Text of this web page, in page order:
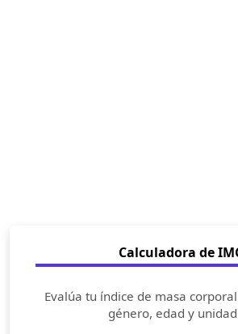
Calculadora de
Evalúa tu índice de masa
género, edad y